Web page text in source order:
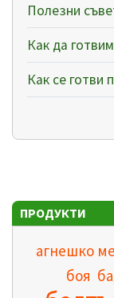
Полезни
Как да
Как се готви
ПРОДУКТИ
агнешко
боя